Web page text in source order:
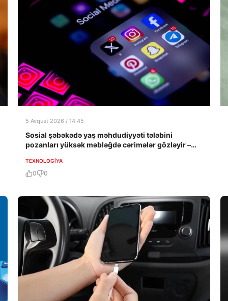
5 Avqust 2026 / 14:45
Sosial şəbəkədə yaş məhdudiyyəti tələbini
pozanları yüksək məbləğdə cərimələr gözləyir –
TEXNOLOGIYA
0 0